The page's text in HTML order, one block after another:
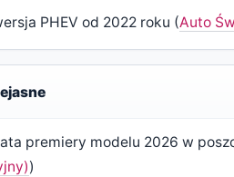
PHEV od 2022 roku (Auto
premiery modelu 2026 w
)